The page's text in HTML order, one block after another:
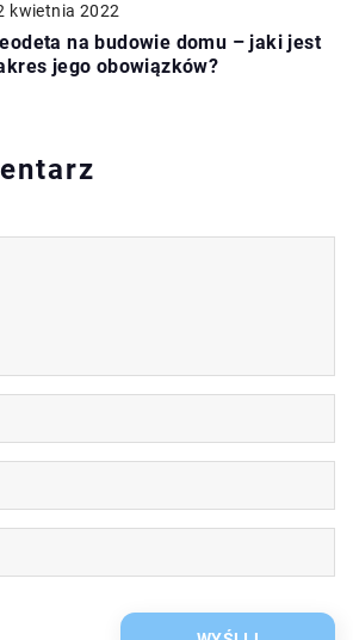
kwietnia 2022
na budowie domu – jaki jest
jego obowiązków?